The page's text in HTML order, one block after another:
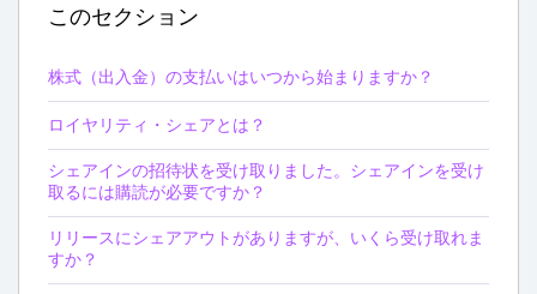
このセクション
株式（出入金）の支払いはいつから始まりますか？
ロイヤリティ・シェアとは？
シェアインの招待状を受け取りました。シェアインを受け
取るには購読が必要ですか？
リリースにシェアアウトがありますが、いくら受け取れま
すか？